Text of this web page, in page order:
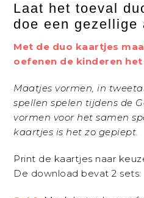
Laat het toeval
doe een gezellige
Met de duo kaartjes
oefenen de kinderen
Maatjes vormen, in
spellen spelen tijdens de
vormen voor hetsamen
kaartjes is het zo gepiept.
Print de kaartjes naar
De download bevat 2 sets: